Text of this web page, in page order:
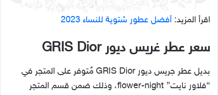
اقرأ المزيد: أفضل عطور شتوية للنساء 2023
سعر عطر غريس ديور GRIS Dior
بديل عطر جريس ديور GRIS Dior مٌتوفر على المتجر في
“فلاور نايت” flower-night، وذلك ضمن قسم المتجر